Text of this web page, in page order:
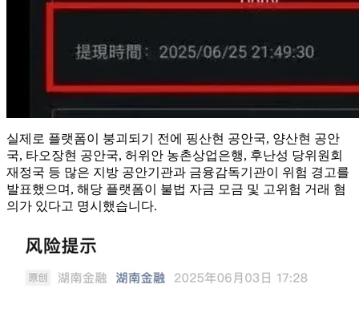
실제로 플랫폼이 붕괴되기 전에 핑산현 공안국, 양산현 공안
국, 타오장현 공안국, 허위안 농촌상업은행, 후난성 당위원회
재정국 등 많은 지방 공안기관과 금융감독기관이 위험 경고를
발표했으며, 해당 플랫폼이 불법 자금 모금 및 고위험 거래 혐
의가 있다고 명시했습니다.